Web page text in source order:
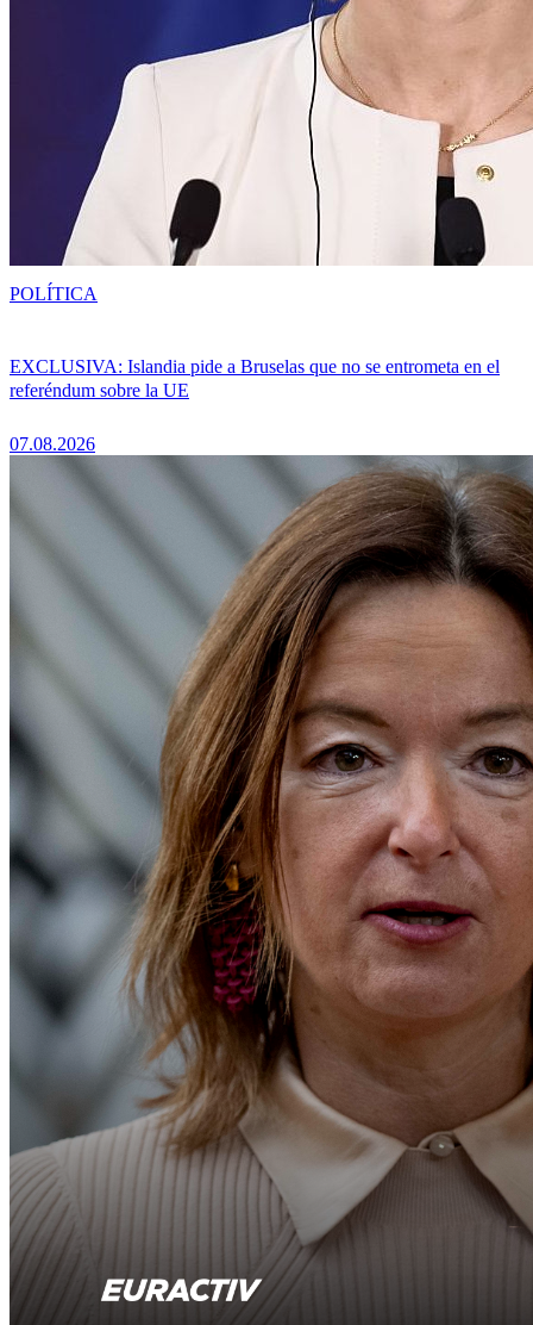
EXCLUSIVA: Islandia pide a Bruselas que no se entrometa en el
referéndum sobre la UE
07.08.2026
POLÍTICA